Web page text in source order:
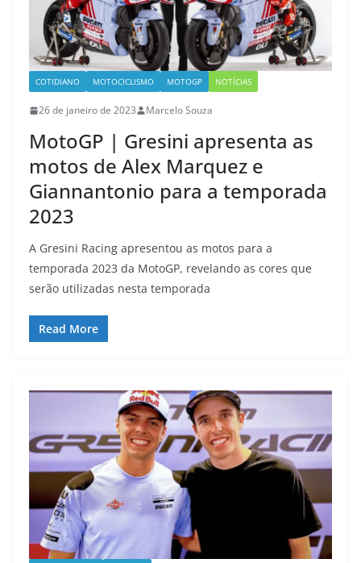
COTIDIANO MOTOCICLISMO MOTOGP NOTÍCIAS
26 de janeiro de 2023 Marcelo Souza
MotoGP | Gresini apresenta as
motos de Alex Marquez e
Giannantonio para a temporada
2023
A Gresini Racing apresentou as motos para a
temporada 2023 da MotoGP, revelando as cores que
serão utilizadas nesta temporada
Read More